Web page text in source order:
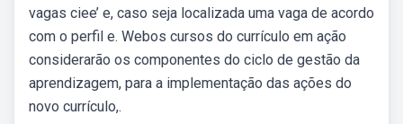
vagas ciee’ e, caso seja localizada uma vaga de acordo
com o perfil e. Webos cursos do currículo em ação
considerarão os componentes do ciclo de gestão da
aprendizagem, para a implementação das ações do
novo currículo,.